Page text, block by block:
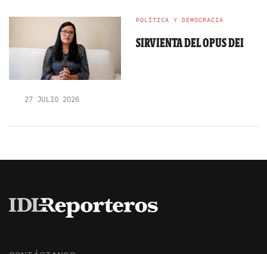
POLÍTICA Y DEMOCRACIA
SIRVIENTA DEL OPUS DEI
27 JULIO 2026